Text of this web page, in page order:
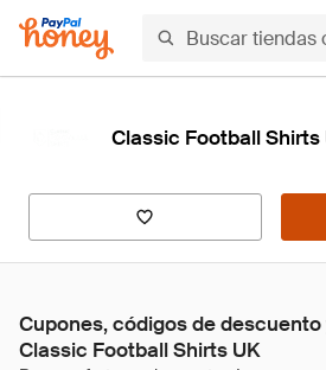
Classic Football Shirts
Cupones, códigos de
Classic Football Shirts UK